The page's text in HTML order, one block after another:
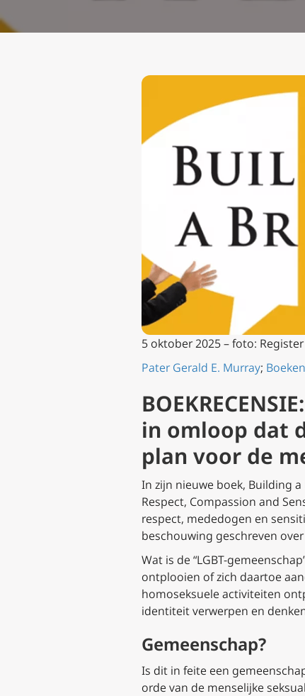
5 oktober 2025 – foto: Register
Pater Gerald E. Murray; Boeken
in omloop dat
plan voor de
In zijn nieuwe boek, Building a
Respect, Compassion and
respect, mededogen en
beschouwing geschreven
Wat is de “LGBT-
ontplooien of zich daartoe
homoseksuele activiteiten
identiteit verwerpen en
Gemeenschap?
Is dit in feite een
orde van de menselijke